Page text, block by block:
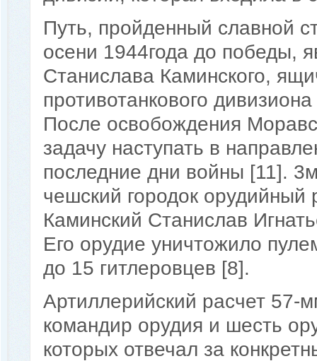
Путь, пройденный славной
осени 1944года до победы,
Станислава Каминского,
противотанкового
После освобождения
задачу наступать в
последние дни войны [11].
чешский городок орудийный
Каминский Станислав
Его орудие уничтожило
до 15 гитлеровцев [8].
Артиллерийский расчет 57-
командир орудия и шесть
которых отвечал за